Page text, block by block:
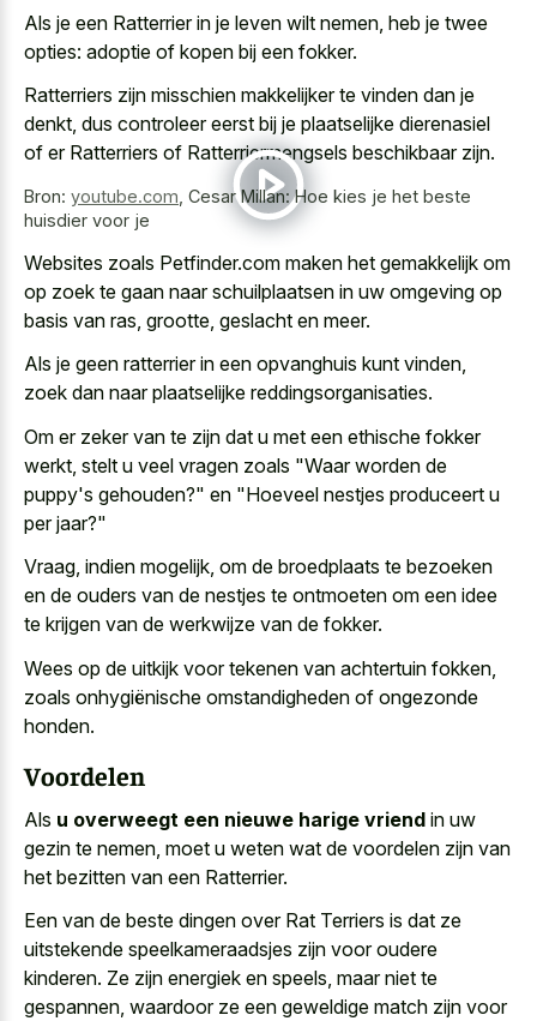
Als je een Ratterrier in je leven wilt nemen, heb je twee
opties: adoptie of kopen bij een fokker.
Ratterriers zijn misschien makkelijker te vinden dan je
denkt, dus controleer eerst bij je plaatselijke dierenasiel
of er Ratterriers of Ratterriermengsels beschikbaar zijn.
Bron: youtube.com Cesar Millan: Hoe kies je het beste
huisdier voor je
Websites zoals Petfinder.com maken het gemakkelijk om
op zoek te gaan naar schuilplaatsen in uw omgeving op
basis van ras, grootte, geslacht en meer.
Als je geen ratterrier in een opvanghuis kunt vinden,
zoek dan naar plaatselijke reddingsorganisaties.
Om er zeker van te zijn dat u met een ethische fokker
werkt, stelt u veel vragen zoals "Waar worden de
puppy's gehouden?" en "Hoeveel nestjes produceert u
per jaar?"
Vraag, indien mogelijk, om de broedplaats te bezoeken
en de ouders van de nestjes te ontmoeten om een idee
te krijgen van de werkwijze van de fokker.
Wees op de uitkijk voor tekenen van achtertuin fokken,
zoals onhygiënische omstandigheden of ongezonde
honden.
Voordelen
Als u overweegt een nieuwe harige vriend in uw
gezin te nemen, moet u weten wat de voordelen zijn van
het bezitten van een Ratterrier.
Een van de beste dingen over Rat Terriers is dat ze
uitstekende speelkameraadsjes zijn voor oudere
kinderen. Ze zijn energiek en speels, maar niet te
gespannen, waardoor ze een geweldige match zijn voor